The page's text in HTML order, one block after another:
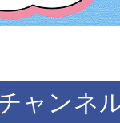
ャンネ